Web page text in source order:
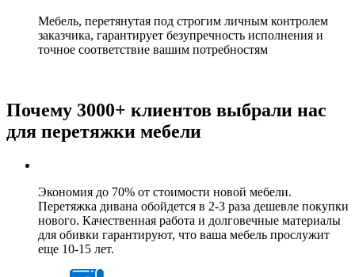
Мебель, перетянутая под строгим личным контролем
заказчика, гарантирует безупречность исполнения и
точное соответствие вашим потребностям
Почему 3000+ клиентов выбрали нас
для перетяжки мебели
Экономия до 70% от стоимости новой мебели.
Перетяжка дивана обойдется в 2-3 раза дешевле покупки
нового. Качественная работа и долговечные материалы
для обивки гарантируют, что ваша мебель прослужит
еще 10-15 лет.